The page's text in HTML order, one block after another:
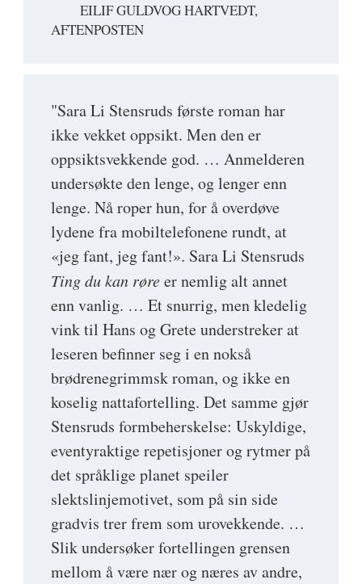
EILIF GULDVOG HARTVEDT,
AFTENPOSTEN
"Sara Li Stensruds første roman har
ikke vekket oppsikt. Men den er
oppsiktsvekkende god. … Anmelderen
undersøkte den lenge, og lenger enn
lenge. Nå roper hun, for å overdøve
lydene fra mobiltelefonene rundt, at
«jeg fant, jeg fant!». Sara Li Stensruds
Ting du kan røreer nemlig alt annet
enn vanlig. … Et snurrig, men kledelig
vink til Hans og Grete understreker at
leseren befinner seg i en nokså
brødrenegrimmsk roman, og ikke en
koselig nattafortelling. Det samme gjør
Stensruds formbeherskelse: Uskyldige,
eventyraktige repetisjoner og rytmer på
det språklige planet speiler
slektslinjemotivet, som på sin side
gradvis trer frem som urovekkende. …
Slik undersøker fortellingen grensen
mellom å være nær og næres av andre,